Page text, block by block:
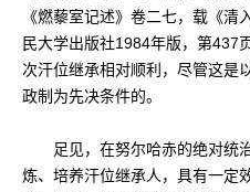
《燃藜室记述》卷二七，载《清
民大学出版社1984年版，第437
次汗位继承相对顺利，尽管这是
政制为先决条件的。
足见，在努尔哈赤的绝对统
炼、培养汗位继承人，具有一定